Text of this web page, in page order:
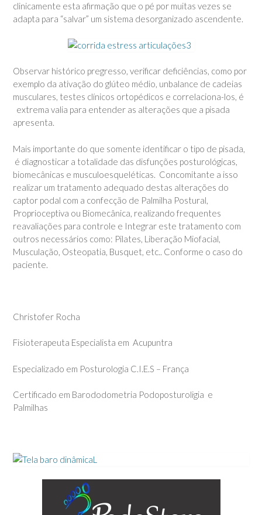
clinicamente esta afirmação que o pé por muitas vezes se
adapta para “salvar” um sistema desorganizado ascendente.
Observar histórico pregresso, verificar deficiências, como por
exemplo da ativação do glúteo médio, unbalance de cadeias
musculares, testes clínicos ortopédicos e correlaciona-los, é
extrema valia para entender as alterações que a pisada
apresenta.
Mais importante do que somente identificar o tipo de pisada,
é diagnosticar a totalidade das disfunções posturológicas,
biomecânicas e musculoesqueléticas. Concomitante a isso
realizar um tratamento adequado destas alterações do
captor podal com a confecção de Palmilha Postural,
Proprioceptiva ou Biomecânica, realizando frequentes
reavaliações para controle e Integrar este tratamento com
outros necessários como: Pilates, Liberação Miofacial,
Musculação, Osteopatia, Busquet, etc.. Conforme o caso do
paciente.
Christofer Rocha
Fisioterapeuta Especialista em Acupuntra
Especializado em Posturologia C.I.E.S – França
Certificado em Barododometria Podoposturoligia e
Palmilhas